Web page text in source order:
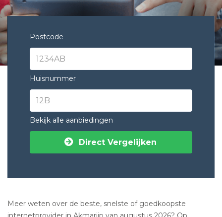
Postcode
Huisnummer
Bekijk alle aanbiedingen
Direct Vergelijken
Meer weten over de beste, snelste of goedkoopste